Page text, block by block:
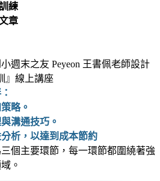
練
章
週末之友 Peyeon 王書佩老師設計
』線上講座
略。
溝通技巧。
析，以達到成本節約
個主要環節，每一環節都圍繞著強
。